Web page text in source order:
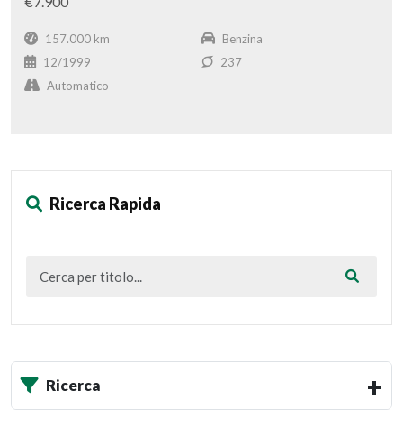
157.000 km
Benzina
12/1999
237
Automatico
Ricerca Rapida
Ricerca